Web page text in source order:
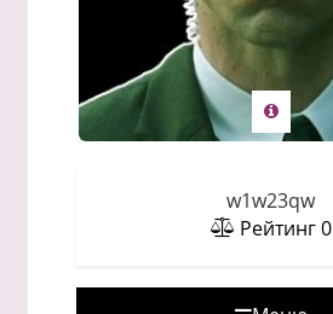
w1w23qw
Рейтинг0